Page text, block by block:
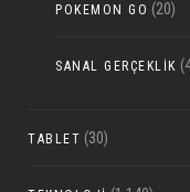
POKEMON GO (20)
SANAL GERÇEKLIK
TABLET (30)